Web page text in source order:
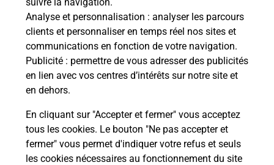
Analyse et personnalisation : analyser les parcours
clients et personnaliser en temps réel nos sites et
communications en fonction de votre navigation.
Publicité : permettre de vous adresser des publicités
en lien avec vos centres d’intérêts sur notre site et
en dehors.
En cliquant sur "Accepter et fermer" vous acceptez
tous les cookies. Le bouton "Ne pas accepter et
fermer" vous permet d'indiquer votre refus et seuls
les cookies nécessaires au fonctionnement du site
Collecte du courrier aujourd'hui à 09h00
13 Rue Des Rosiers
12310
Laissac Severac L Eglise
Itinéraire
Localiser Liste Boîtes aux lettres
Aveyron
Laissac Severac L Eglise